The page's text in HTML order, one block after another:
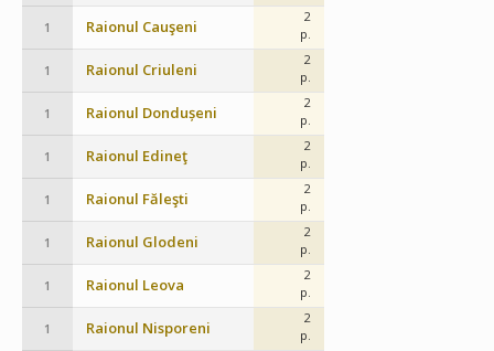
1 Raionul Cauşeni
2
p.
1 Raionul Criuleni
2
p.
1 Raionul Dondușeni
2
p.
1 Raionul Edineţ
2
p.
1 Raionul Făleşti
2
p.
1 Raionul Glodeni
2
p.
1 Raionul Leova
2
p.
1 Raionul Nisporeni
2
p.